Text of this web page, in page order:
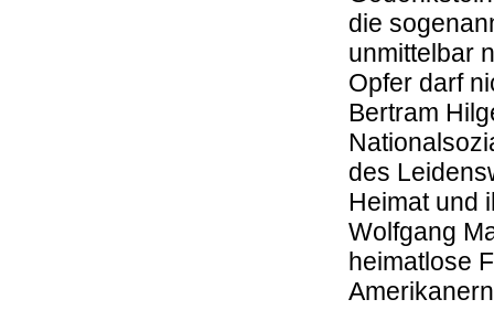
die
unmittelbar
Opfer darf
Bertram
des
Heimat und
Wolfgang
heimatlose